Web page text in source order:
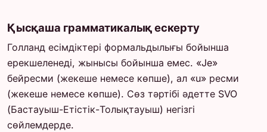
Қысқаша грамматикалық ескерту
Голланд есімдіктері формальдылығы бойынша
ерекшеленеді, жынысы бойынша емес. «Je»
бейресми (жекеше немесе көпше), ал «u» ресми
(жекеше немесе көпше). Сөз тәртібі әдетте SVO
(Бастауыш-Етістік-Толықтауыш) негізгі
сөйлемдерде.